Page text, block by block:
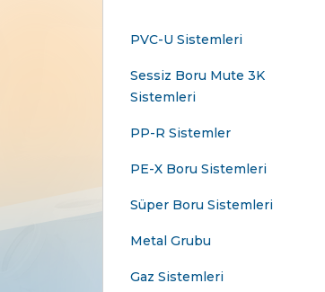
PVC-U Sistemleri
Sessiz Boru Mute 3K
Sistemleri
PP-R Sistemler
PE-X Boru Sistemleri
Süper Boru Sistemleri
Metal Grubu
Gaz Sistemleri